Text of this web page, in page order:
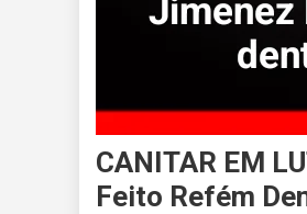
CANITAR EM
Feito Refém